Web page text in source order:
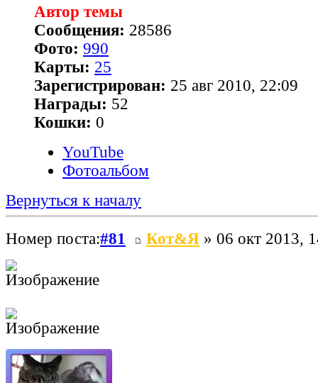
Автор темы
Сообщения: 28586
Фото: 990
Карты: 25
Зарегистрирован: 25 авг 2010, 22:09
Награды: 52
Кошки: 0
YouTube
Фотоальбом
Вернуться к началу
Номер поста:#81 Кот&Я » 06 окт 2013,